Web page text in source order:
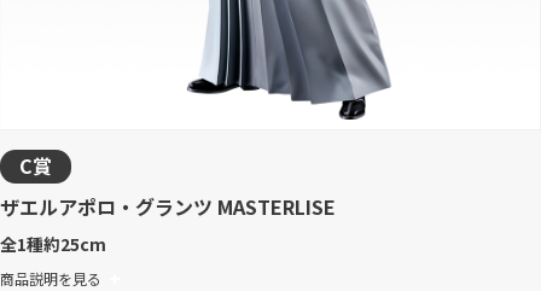
C賞
ザエルアポロ・グランツ MASTERLISE
全1種約25cm
商品説明を見る